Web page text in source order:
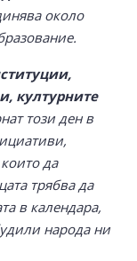
около
културните
този ден в
да
трябва да
в календара,
народа ни